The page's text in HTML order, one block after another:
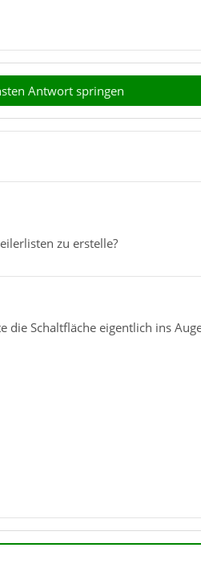
Antwort springen
zu erstelle?
Schaltfläche eigentlich ins